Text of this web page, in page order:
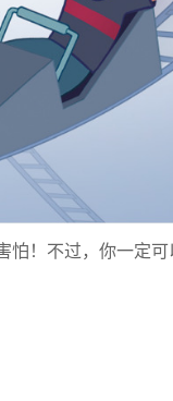
怕！不过，你一定